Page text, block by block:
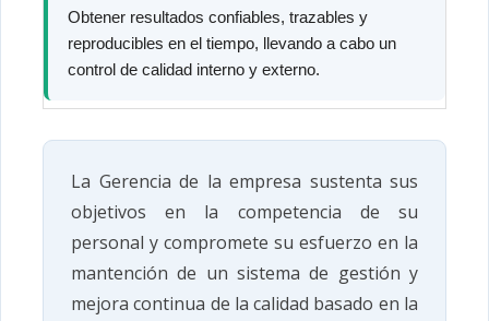
Obtener resultados confiables, trazables y
reproducibles en el tiempo, llevando a cabo un
control de calidad interno y externo.
La Gerencia de la empresa sustenta sus
objetivos en la competencia de su
personal y compromete su esfuerzo en la
mantención de un sistema de gestión y
mejora continua de la calidad basado en la